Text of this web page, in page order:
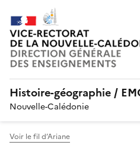
Histoire-géographie /
Nouvelle-Calédonie
Voir le fil d’Ariane